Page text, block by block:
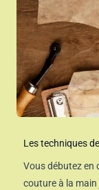
Les techniques
Vous débutez en
couture à la main